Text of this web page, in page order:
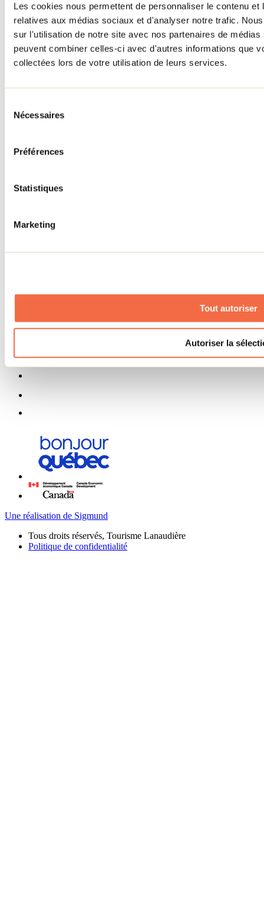
Les cookies nous permettent de personnaliser le contenu
relatives aux médias sociaux et d'analyser notre trafic.
sur l'utilisation de notre site avec nos partenaires de
peuvent combiner celles-ci avec d'autres informations que
collectées lors de votre utilisation de leurs services.
Nécessaires
Préférences
Statistiques
Marketing
Tout autoriser
Autoriser la
Accueil de groupe
Séjour d'affaires
Lieux événementiels
Offre aux voyageurs étrangers
Partenaires
Concours
Cartes et brochures
Vivre et travailler dans Lanaudière
Programme ambassadeur
Infolettre
nouveautés, les concours et les offres exclusives dans Lanaudière,
Une réalisation de Sigmund
Tous droits réservés, Tourisme Lanaudière
Politique de confidentialité